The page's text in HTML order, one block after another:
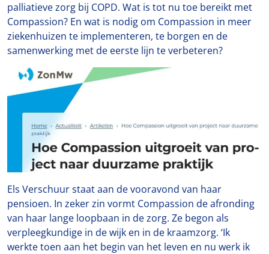
palliatieve zorg bij COPD. Wat is tot nu toe bereikt met
Compassion? En wat is nodig om Compassion in meer
ziekenhuizen te implementeren, te borgen en de
samenwerking met de eerste lijn te verbeteren?
Els Verschuur staat aan de vooravond van haar
pensioen. In zeker zin vormt Compassion de afronding
van haar lange loopbaan in de zorg. Ze begon als
verpleegkundige in de wijk en in de kraamzorg. ‘Ik
werkte toen aan het begin van het leven en nu werk ik